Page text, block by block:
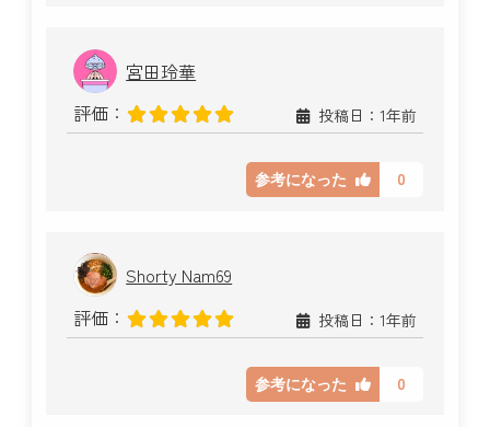
宮田玲華
評価：
投稿日：1年前
参考になった 0
Shorty Nam69
評価：
投稿日：1年前
参考になった 0